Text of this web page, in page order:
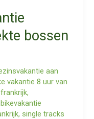
bossen
aan
vakantie 8 uur van
,
, single tracks